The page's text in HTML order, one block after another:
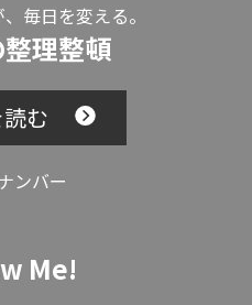
毎日を変える。
理整頓
む
ンバー
Me!